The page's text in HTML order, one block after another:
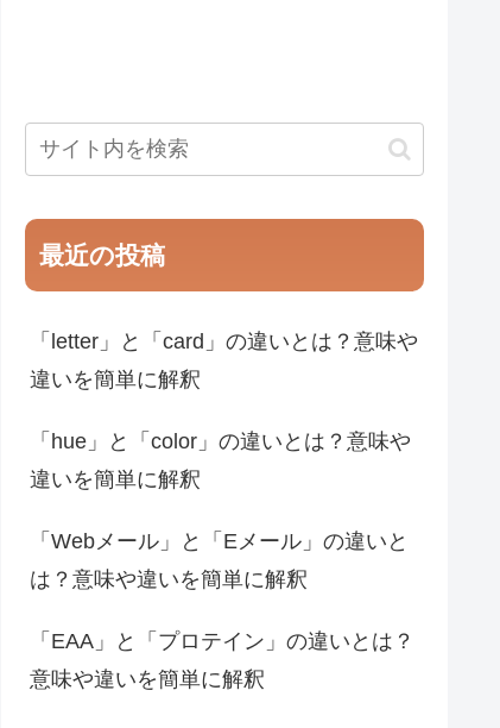
最近の投稿
「letter」と「card」の違いとは？意味や
違いを簡単に解釈
「hue」と「color」の違いとは？意味や
違いを簡単に解釈
「Webメール」と「Eメール」の違いと
は？意味や違いを簡単に解釈
「EAA」と「プロテイン」の違いとは？
意味や違いを簡単に解釈